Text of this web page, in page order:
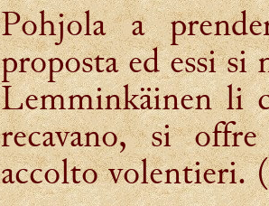
Pohjola a
proposta ed essi
Lemminkäinen li
recavano, si
accolto volentieri.